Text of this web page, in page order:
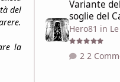
del
la
Variante
soglie del
Hero81 in
2